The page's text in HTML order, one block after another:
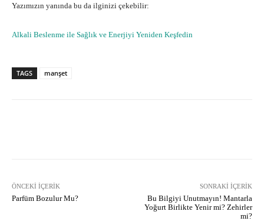
Yazımızın yanında bu da ilginizi çekebilir:
Alkali Beslenme ile Sağlık ve Enerjiyi Yeniden Keşfedin
TAGS manşet
ÖNCEKI İÇERIK
Parfüm Bozulur Mu?
SONRAKI İÇERIK
Bu Bilgiyi Unutmayın! Mantarla
Yoğurt Birlikte Yenir mi? Zehirler
mi?